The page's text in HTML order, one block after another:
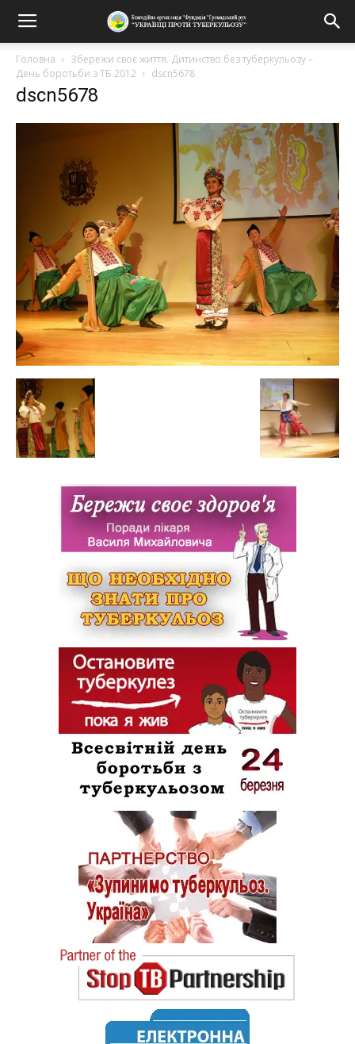
Головна
Збережи своє життя. Дитинство без туберкульозу –
День боротьби з ТБ 2012
dscn5678
dscn5678